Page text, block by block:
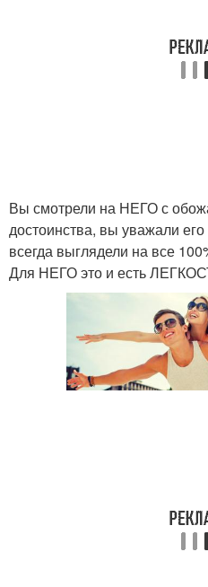
Вы смотрели на НЕГО с
достоинства, вы уважали
всегда выглядели на все
Для НЕГО это и есть